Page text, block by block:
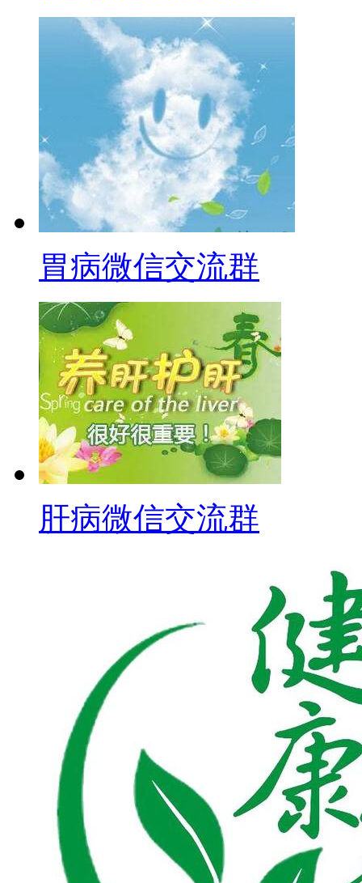
胃病微信交流群
肝病微信交流群